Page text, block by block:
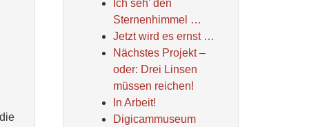
Ich seh' den
Sternenhimmel …
Jetzt wird es ernst …
Nächstes Projekt –
oder: Drei Linsen
müssen reichen!
In Arbeit!
Digicammuseum